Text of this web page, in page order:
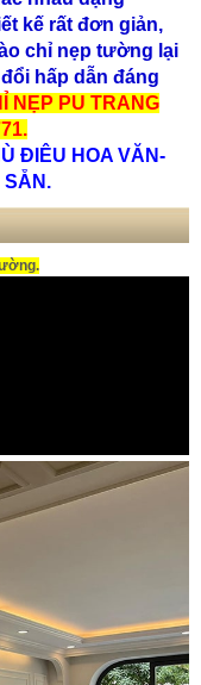
kế rất đơn giản,
chỉ nẹp tường lại
hấp dẫn đáng
NẸP PU TRANG
ĐIÊU HOA VĂN-
SẴN.